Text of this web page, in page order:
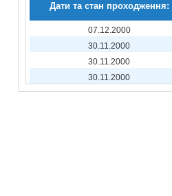
Дати та стан проходження:
07.12.2000
30.11.2000
30.11.2000
30.11.2000